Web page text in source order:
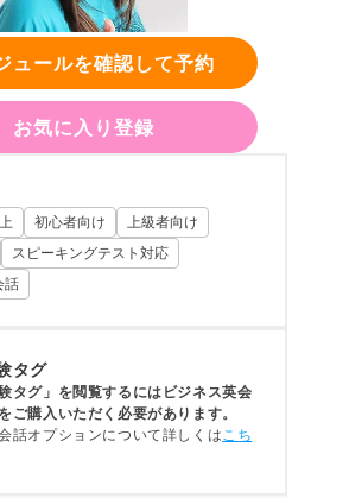
ュールを確認して予約
お気に入り登録
初心者向け
上級者向け
スピーキングテスト対応
話
タグ
タグ」を閲覧するにはビジネス英会
ご購入いただく必要があります。
話オプションについて詳しくはこち